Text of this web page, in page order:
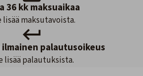
36 kk maksuaikaa
lisää maksutavoista.
palautusoikeus
lisää palautuksista.